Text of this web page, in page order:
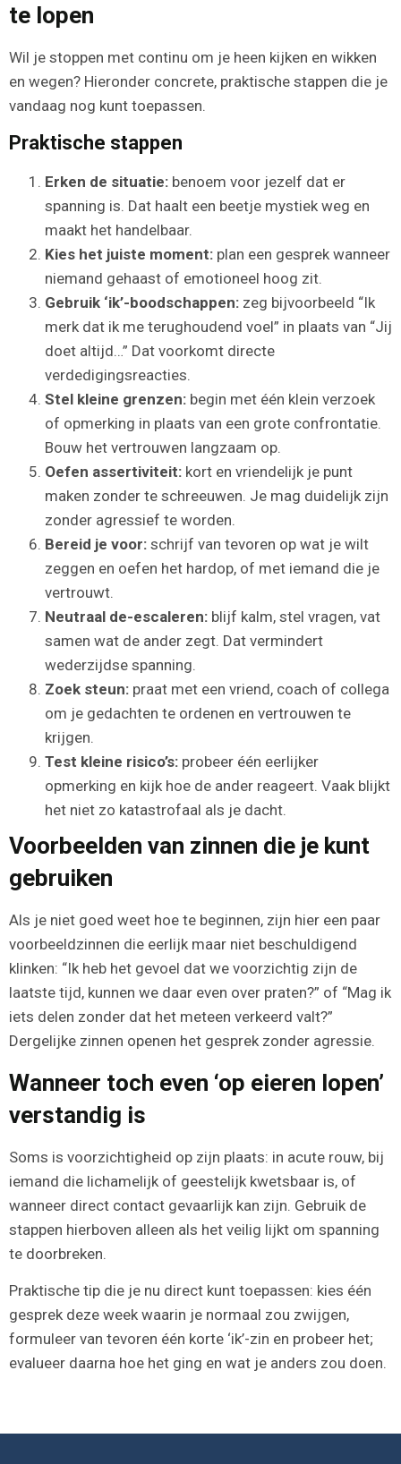
te lopen
Wil je stoppen met continu om je heen kijken en wikken
en wegen? Hieronder concrete, praktische stappen die je
vandaag nog kunt toepassen.
Praktische stappen
Erken de situatie: benoem voor jezelf dat er
spanning is. Dat haalt een beetje mystiek weg en
maakt het handelbaar.
Kies het juiste moment: plan een gesprek wanneer
niemand gehaast of emotioneel hoog zit.
Gebruik ‘ik’-boodschappen: zeg bijvoorbeeld “Ik
merk dat ik me terughoudend voel” in plaats van “Jij
doet altijd…” Dat voorkomt directe
verdedigingsreacties.
Stel kleine grenzen: begin met één klein verzoek
of opmerking in plaats van een grote confrontatie.
Bouw het vertrouwen langzaam op.
Oefen assertiviteit: kort en vriendelijk je punt
maken zonder te schreeuwen. Je mag duidelijk zijn
zonder agressief te worden.
Bereid je voor: schrijf van tevoren op wat je wilt
zeggen en oefen het hardop, of met iemand die je
vertrouwt.
Neutraal de-escaleren: blijf kalm, stel vragen, vat
samen wat de ander zegt. Dat vermindert
wederzijdse spanning.
Zoek steun: praat met een vriend, coach of collega
om je gedachten te ordenen en vertrouwen te
krijgen.
Test kleine risico’s: probeer één eerlijker
opmerking en kijk hoe de ander reageert. Vaak blijkt
het niet zo katastrofaal als je dacht.
Voorbeelden van zinnen die je kunt
gebruiken
Als je niet goed weet hoe te beginnen, zijn hier een paar
voorbeeldzinnen die eerlijk maar niet beschuldigend
klinken: “Ik heb het gevoel dat we voorzichtig zijn de
laatste tijd, kunnen we daar even over praten?” of “Mag ik
iets delen zonder dat het meteen verkeerd valt?”
Dergelijke zinnen openen het gesprek zonder agressie.
Wanneer toch even ‘op eieren lopen’
verstandig is
Soms is voorzichtigheid op zijn plaats: in acute rouw, bij
iemand die lichamelijk of geestelijk kwetsbaar is, of
wanneer direct contact gevaarlijk kan zijn. Gebruik de
stappen hierboven alleen als het veilig lijkt om spanning
te doorbreken.
Praktische tip die je nu direct kunt toepassen: kies één
gesprek deze week waarin je normaal zou zwijgen,
formuleer van tevoren één korte ‘ik’-zin en probeer het;
evalueer daarna hoe het ging en wat je anders zou doen.